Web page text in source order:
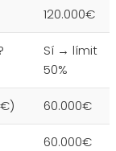
120.000€
Sí → límit
50%
60.000€
60.000€